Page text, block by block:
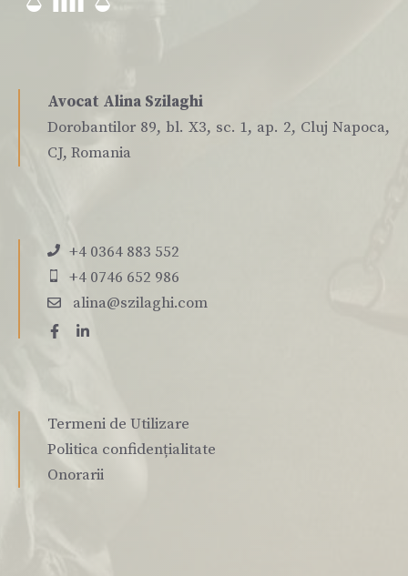
Avocat Alina Szilaghi
Dorobantilor 89, bl. X3, sc. 1, ap. 2, Cluj Napoca,
CJ, Romania
+4 0364 883 552
+4 0746 652 986
alina@szilaghi.com
Termeni de Utilizare
Politica confidențialitate
Onorarii